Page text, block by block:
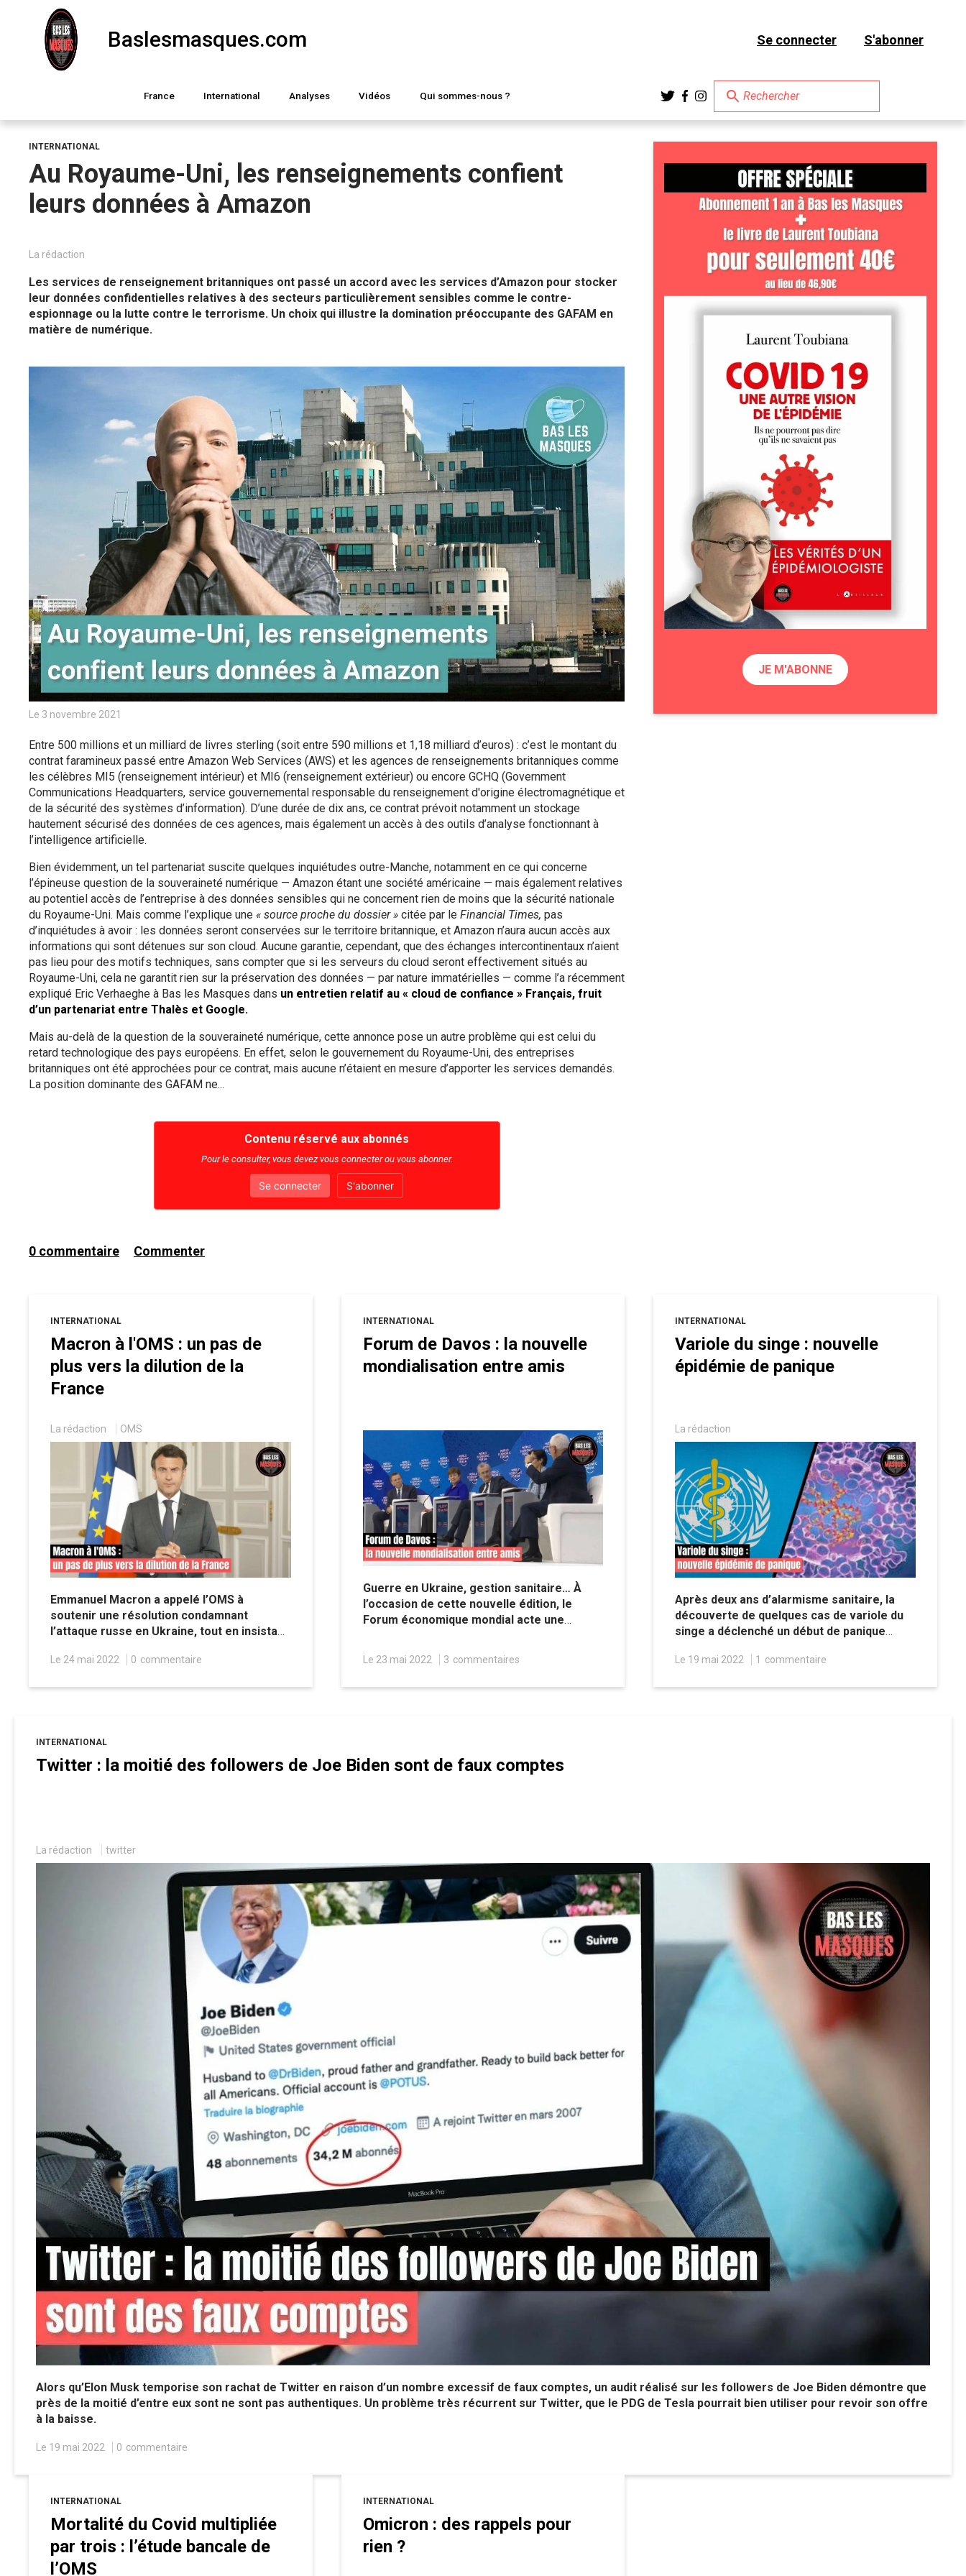
Baslesmasques.com se connecter s'abonner
France International Analyses Vidéos Qui sommes-nous ?
INTERNATIONAL
Au Royaume-Uni, les renseignements confient
leurs données à Amazon
La rédaction
Les services de renseignement britanniques ont passé un accord avec les services d’Amazon pour stocker
leur données confidentielles relatives à des secteurs particulièrement sensibles comme le contre-
espionnage ou la lutte contre le terrorisme. Un choix qui illustre la domination préoccupante des GAFAM en
matière de numérique.
Le 3 novembre 2021
Entre 500 millions et un milliard de livres sterling (soit entre 590 millions et 1,18 milliard d’euros) : c’est le montant du
contrat faramineux passé entre Amazon Web Services (AWS) et les agences de renseignements britanniques comme
les célèbres MI5 (renseignement intérieur) et MI6 (renseignement extérieur) ou encore GCHQ (Government
Communications Headquarters, service gouvernemental responsable du renseignement d'origine électromagnétique et
de la sécurité des systèmes d’information). D’une durée de dix ans, ce contrat prévoit notamment un stockage
hautement sécurisé des données de ces agences, mais également un accès à des outils d’analyse fonctionnant à
l’intelligence artificielle.
Bien évidemment, un tel partenariat suscite quelques inquiétudes outre-Manche, notamment en ce qui concerne
l’épineuse question de la souveraineté numérique — Amazon étant une société américaine — mais également relatives
au potentiel accès de l’entreprise à des données sensibles qui ne concernent rien de moins que la sécurité nationale
du Royaume-Uni. Mais comme l’explique une « source proche du dossier » citée par le Financial Times, pas
d’inquiétudes à avoir : les données seront conservées sur le territoire britannique, et Amazon n’aura aucun accès aux
informations qui sont détenues sur son cloud. Aucune garantie, cependant, que des échanges intercontinentaux n’aient
pas lieu pour des motifs techniques, sans compter que si les serveurs du cloud seront effectivement situés au
Royaume-Uni, cela ne garantit rien sur la préservation des données — par nature immatérielles — comme l’a récemment
expliqué Eric Verhaeghe à Bas les Masques dans un entretien relatif au « cloud de confiance » Français, fruit
d’un partenariat entre Thalès et Google.
Mais au-delà de la question de la souveraineté numérique, cette annonce pose un autre problème qui est celui du
retard technologique des pays européens. En effet, selon le gouvernement du Royaume-Uni, des entreprises
britanniques ont été approchées pour ce contrat, mais aucune n’étaient en mesure d’apporter les services demandés.
La position dominante des GAFAM ne...
Contenu réservé aux abonnés
Pour le consulter, vous devez vous connecter ou vous abonner.
Se connecter S'abonner
0 commentaire Commenter
JE M'ABONNE
INTERNATIONAL
Macron à l'OMS : un pas de
plus vers la dilution de la
France
La rédaction OMS
Emmanuel Macron a appelé l’OMS à
soutenir une résolution condamnant
l’attaque russe en Ukraine, tout en insistant
organisation dans la gestion sanitaire
Le 24 mai 2022 0 commentaire
INTERNATIONAL
Forum de Davos : la nouvelle
mondialisation entre amis
Guerre en Ukraine, gestion sanitaire… À
l’occasion de cette nouvelle édition, le
Forum économique mondial acte une
Le 23 mai 2022 3 commentaires
INTERNATIONAL
Variole du singe : nouvelle
épidémie de panique
La rédaction
Après deux ans d’alarmisme sanitaire, la
découverte de quelques cas de variole du
singe a déclenché un début de panique
justifie à ce jour cet élan d’angoisse.
Le 19 mai 2022 1 commentaire
INTERNATIONAL
Twitter : la moitié des followers de Joe Biden sont de faux comptes
La rédaction twitter
Alors qu’Elon Musk temporise son rachat de Twitter en raison d’un nombre excessif de faux comptes, un audit réalisé sur les followers de Joe Biden démontre que
près de la moitié d’entre eux sont ne sont pas authentiques. Un problème très récurrent sur Twitter, que le PDG de Tesla pourrait bien utiliser pour revoir son offre
à la baisse.
Le 19 mai 2022 0 commentaire
INTERNATIONAL
Mortalité du Covid multipliée
par trois : l’étude bancale de
l’OMS
INTERNATIONAL
Omicron : des rappels pour
rien ?